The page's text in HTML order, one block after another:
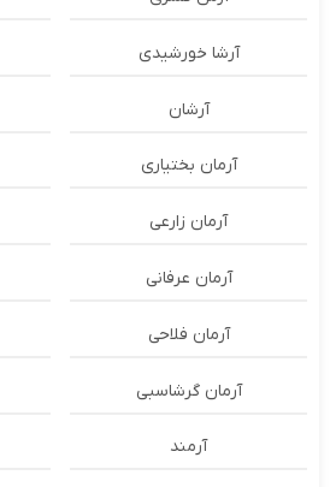
آرشا خورشیدی
آرشان
آرمان بختیاری
آرمان زارعی
آرمان عرفانی
آرمان فلاحی
آرمان گرشاسبی
آرمند